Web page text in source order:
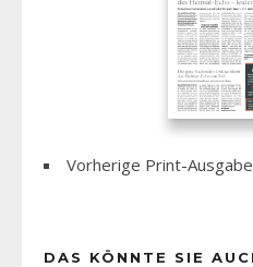
Vorherige Print-
DAS KÖNNTE SIE